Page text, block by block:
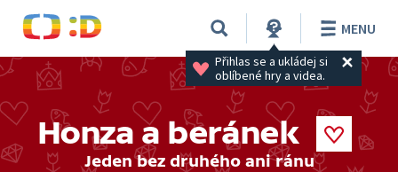
Přihlas se a ukládej si
oblíbené hry a videa.
MENU
Honza a beránek
Jeden bez druhého ani ránu